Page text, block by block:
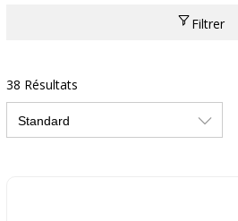
Filtrer
38 Résultats